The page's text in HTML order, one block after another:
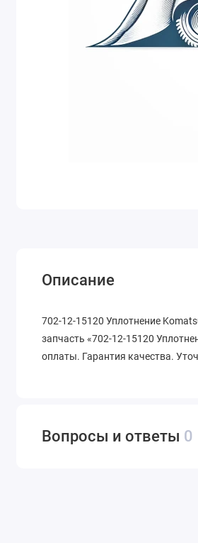
Описание
702-12-15120 Уплотнение
запчасть «702-12-15120
оплаты. Гарантия качества.
Вопросы и ответы 0